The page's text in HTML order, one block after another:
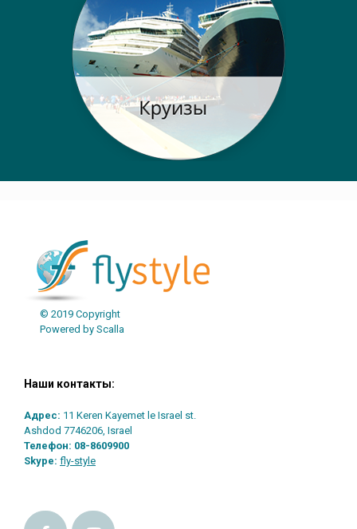
© 2019 Copyright
Powered by Scalla
Наши контакты:
Адрес: 11 Keren Kayemet le Israel st.
Ashdod 7746206, Israel
Телефон: 08-8609900
Skype: fly-style